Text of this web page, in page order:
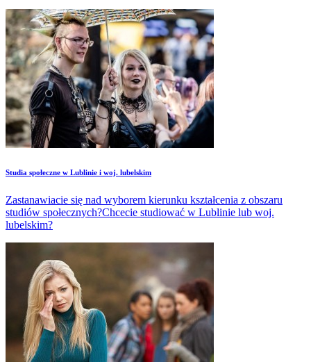
Studia społeczne w Lublinie i woj. lubelskim
Zastanawiacie się nad wyborem kierunku kształcenia z obszaru
studiów społecznych?Chcecie studiować w Lublinie lub woj.
lubelskim?